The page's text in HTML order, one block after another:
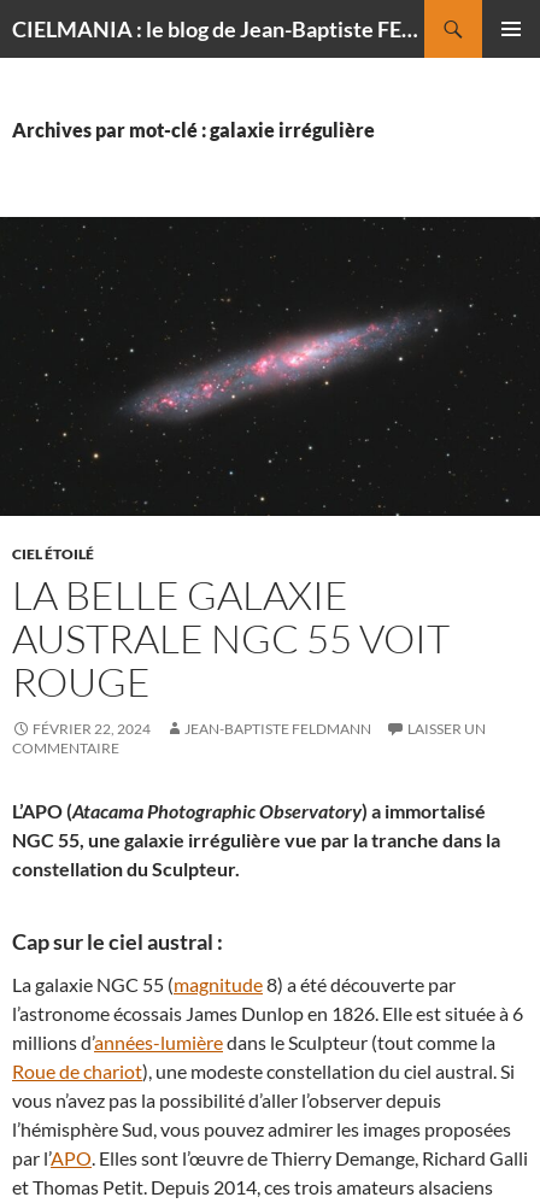
CIELMANIA : le blog de Jean-Baptiste FELDMANN, photographe du ciel
Archives par mot-clé : galaxie irrégulière
CIEL ÉTOILÉ
LA BELLE GALAXIE
AUSTRALE NGC 55 VOIT
ROUGE
FÉVRIER 22, 2024 JEAN-BAPTISTE FELDMANN
LAISSER UN
COMMENTAIRE
L’APO (Atacama Photographic Observatory) a immortalisé
NGC 55, une galaxie irrégulière vue par la tranche dans la
constellation du Sculpteur.
Cap sur le ciel austral :
La galaxie NGC 55 (magnitude8) a été découverte par
l’astronome écossais James Dunlop en 1826. Elle est située à 6
millions d’années-lumièredans le Sculpteur (tout comme la
Roue de chariot), une modeste constellation du ciel austral. Si
vous n’avez pas la possibilité d’aller l’observer depuis
l’hémisphère Sud, vous pouvez admirer les images proposées
par l’APO. Elles sont l’œuvre de Thierry Demange, Richard Galli
et Thomas Petit. Depuis 2014, ces trois amateurs alsaciens